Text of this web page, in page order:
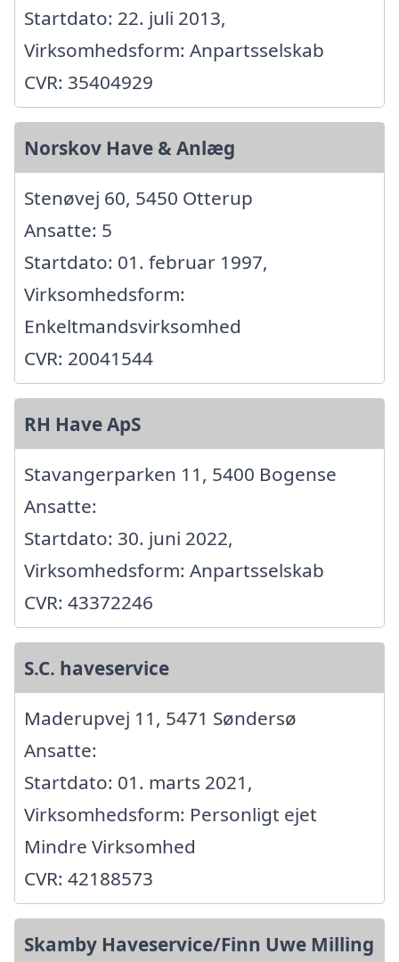
Startdato: 22. juli 2013,
Virksomhedsform: Anpartsselskab
CVR: 35404929
Norskov Have & Anlæg
Stenøvej 60, 5450 Otterup
Ansatte: 5
Startdato: 01. februar 1997,
Virksomhedsform:
Enkeltmandsvirksomhed
CVR: 20041544
RH Have ApS
Stavangerparken 11, 5400 Bogense
Ansatte:
Startdato: 30. juni 2022,
Virksomhedsform: Anpartsselskab
CVR: 43372246
S.C. haveservice
Maderupvej 11, 5471 Søndersø
Ansatte:
Startdato: 01. marts 2021,
Virksomhedsform: Personligt ejet
Mindre Virksomhed
CVR: 42188573
Skamby Haveservice/Finn Uwe Milling